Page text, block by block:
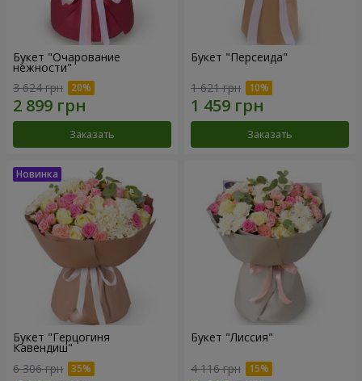
Букет "Очарование
нежности"
3 624 грн
Заказать
Букет "Персеида"
1 621 грн
Заказать
Букет "Герцогиня
Кавендиш"
6 306 грн
Букет "Лиссия"
4 116 грн